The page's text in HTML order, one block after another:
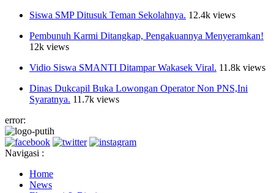
Siswa SMP Ditusuk Teman Sekolahnya. 12.4k views
Pembunuh Karmi Ditangkap, Pengakuannya Menyeramkan!
12k views
Vidio Siswa SMANTI Ditampar Wakasek Viral. 11.8k views
Dinas Dukcapil Buka Lowongan Operator Non PNS,Ini
Syaratnya. 11.7k views
error:
Navigasi :
Home
News